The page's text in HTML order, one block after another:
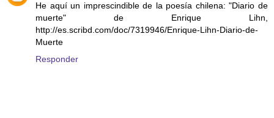
He aquí un imprescindible de la poesía chilena: "Diario de
muerte" de Enrique Lihn,
http://es.scribd.com/doc/7319946/Enrique-Lihn-Diario-de-
Muerte
Responder